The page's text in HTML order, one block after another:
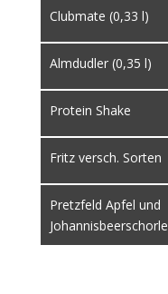
Clubmate (0,33 l)
Almdudler (0,35 l)
Protein Shake
Fritz versch. Sorten
Pretzfeld Apfel und
Johannisbeerschorle